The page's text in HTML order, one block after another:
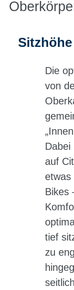
Die
von
Dabei
auf
etwas
Bikes
tief
zu